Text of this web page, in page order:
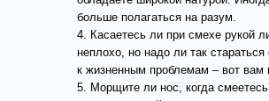
больше полагаться на разум.
4. Касаетесь ли при смехе рукой
неплохо, но надо ли так
к жизненным проблемам – вот вам
5. Морщите ли нос, когда